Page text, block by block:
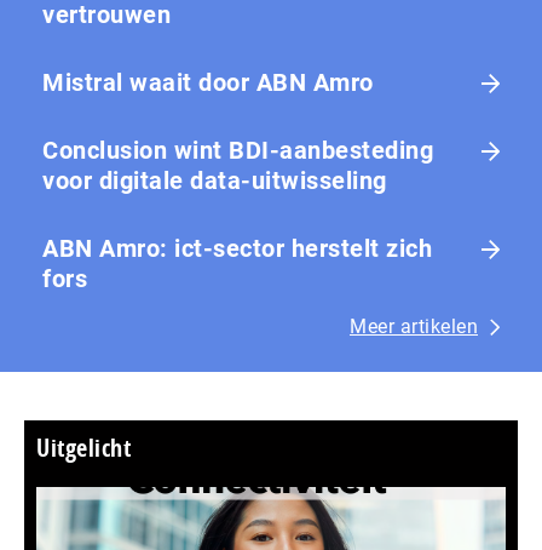
vertrouwen
Mistral waait door ABN Amro
Conclusion wint BDI-aanbesteding
voor digitale data-uitwisseling
ABN Amro: ict-sector herstelt zich
fors
Meer artikelen
Uitgelicht